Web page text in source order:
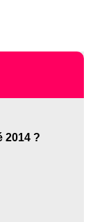
2014 ?